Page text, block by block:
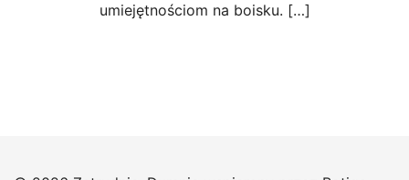
umiejętnościom na boisku. […]